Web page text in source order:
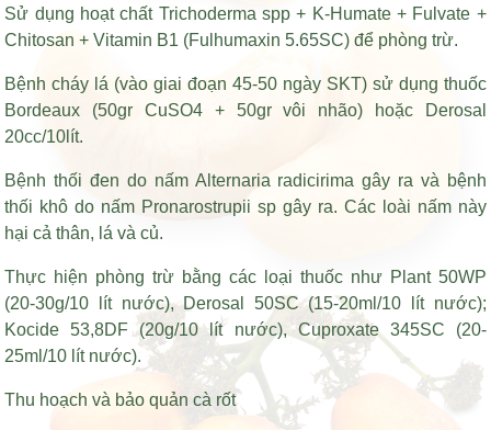
Sử dụng hoạt chất Trichoderma spp + K-Humate + Fulvate +
Chitosan + Vitamin B1 (Fulhumaxin 5.65SC) để phòng trừ.
Bệnh cháy lá (vào giai đoạn 45-50 ngày SKT) sử dụng thuốc
Bordeaux (50gr CuSO4 + 50gr vôi nhão) hoặc Derosal
20cc/10lít.
Bệnh thối đen do nấm Alternaria radicirima gây ra và bệnh
thối khô do nấm Pronarostrupii sp gây ra. Các loài nấm này
hại cả thân, lá và củ.
Thực hiện phòng trừ bằng các loại thuốc như Plant 50WP
(20-30g/10 lít nước), Derosal 50SC (15-20ml/10 lít nước);
Kocide 53,8DF (20g/10 lít nước), Cuproxate 345SC (20-
25ml/10 lít nước).
Thu hoạch và bảo quản cà rốt